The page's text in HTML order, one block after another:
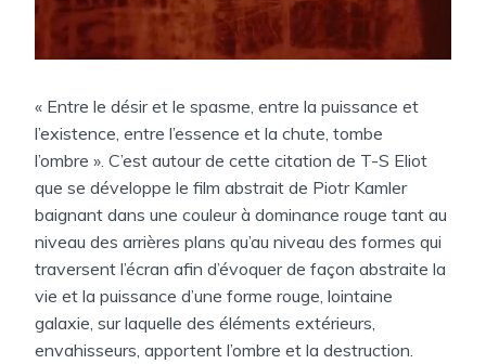
« Entre le désir et le spasme, entre la puissance et
l’existence, entre l’essence et la chute, tombe
l’ombre ». C’est autour de cette citation de T-S Eliot
que se développe le film abstrait de Piotr Kamler
baignant dans une couleur à dominance rouge tant au
niveau des arrières plans qu’au niveau des formes qui
traversent l’écran afin d’évoquer de façon abstraite la
vie et la puissance d’une forme rouge, lointaine
galaxie, sur laquelle des éléments extérieurs,
envahisseurs, apportent l’ombre et la destruction.